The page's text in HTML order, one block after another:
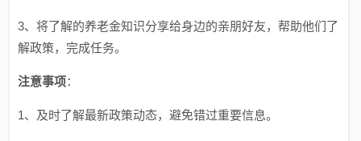
3、将了解的养老金知识分享给身边的亲朋好友，帮助他们了
解政策，完成任务。
注意事项：
1、及时了解最新政策动态，避免错过重要信息。